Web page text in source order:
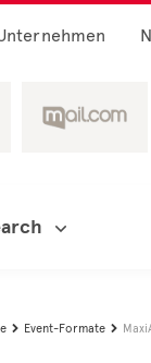
 Event-Formate 